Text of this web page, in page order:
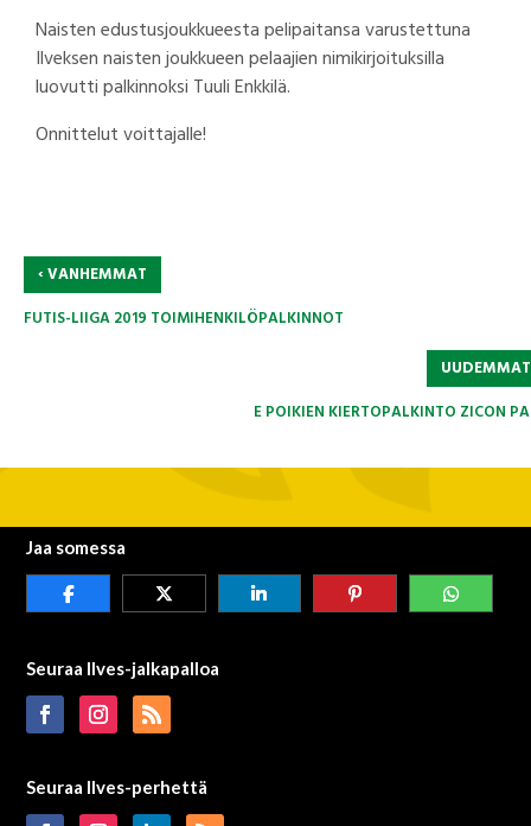
Naisten edustusjoukkueesta pelipaitansa varustettuna
Ilveksen naisten joukkueen pelaajien nimikirjoituksilla
luovutti palkinnoksi Tuuli Enkkilä.
Onnittelut voittajalle!
‹VANHEMMAT
FUTIS-LIIGA 2019 TOIMIHENKILÖPALKINNOT
E POIKIEN KIERTOPALKINTO ZICON
Jaa somessa
Seuraa Ilves-jalkapalloa
Seuraa Ilves-perhettä